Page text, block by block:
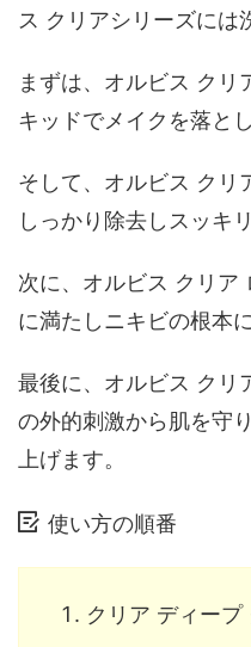
ス クリアシリーズには
まずは、オルビス クリ
キッドでメイクを落と
そして、オルビス クリ
しっかり除去しスッキ
次に、オルビス クリア
に満たしニキビの根本
最後に、オルビス クリ
の外的刺激から肌を守
上げます。
使い方の順番
クリア ディープ